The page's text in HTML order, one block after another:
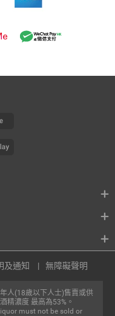
人(18歲以下人士)售賣或供
精濃度 最高為53%。
must not be sold or
及通知 無障礙聲明